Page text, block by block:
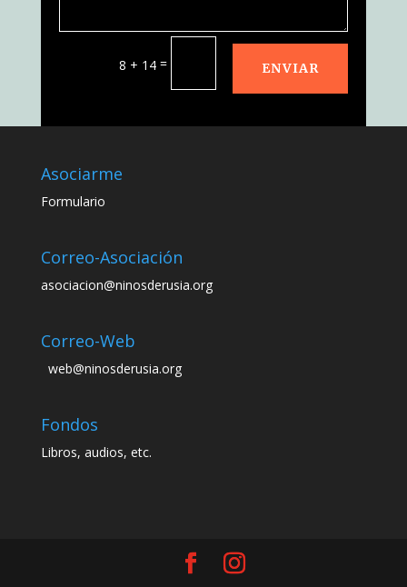
8 + 14 = ENVIAR
Asociarme
Formulario
Correo-Asociación
asociacion@ninosderusia.org
Correo-Web
web@ninosderusia.org
Fondos
Libros, audios, etc.